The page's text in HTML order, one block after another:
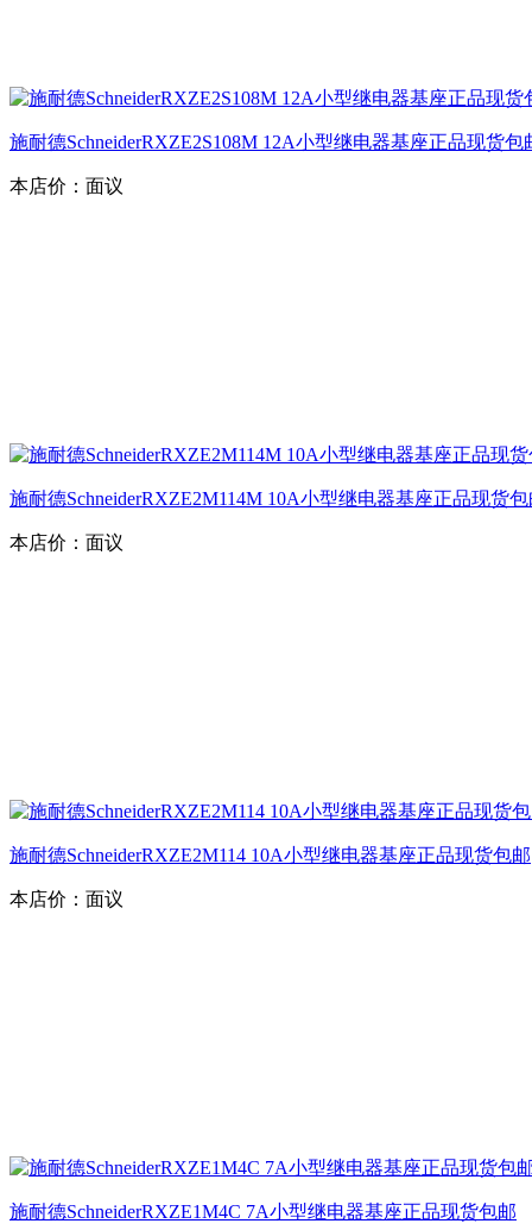
施耐德SchneiderRXZE2S108M 12A小型继电器基座正品现货包
本店价： 面议
施耐德SchneiderRXZE2M114M 10A小型继电器基座正品现货
本店价： 面议
施耐德SchneiderRXZE2M114 10A小型继电器基座正品现货包邮
本店价： 面议
施耐德SchneiderRXZE1M4C 7A小型继电器基座正品现货包邮